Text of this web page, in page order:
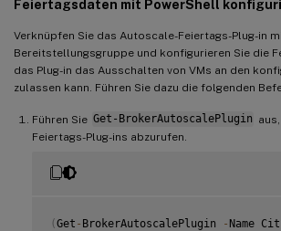
Feiertagsdaten mit PowerShell
Verknüpfen Sie das Autoscale-Feiertags-Plug-in
Bereitstellungsgruppe und konfigurieren Sie die
das Plug-in das Ausschalten von VMs an den
zulassen kann. Führen Sie dazu die folgenden
Führen Sie Get-BrokerAutoscalePlugin
Feiertags-Plug-ins abzurufen.
(Get - BrokerAutoscalePlugin - Name